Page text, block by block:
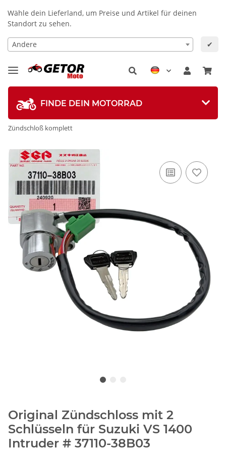
Wähle dein Lieferland, um Preise und Artikel für deinen
Standort zu sehen.
Andere ✔
FINDE DEIN MOTORRAD
Zündschloß komplett
Original Zündschloss mit 2
Schlüsseln für Suzuki VS 1400
Intruder # 37110-38B03